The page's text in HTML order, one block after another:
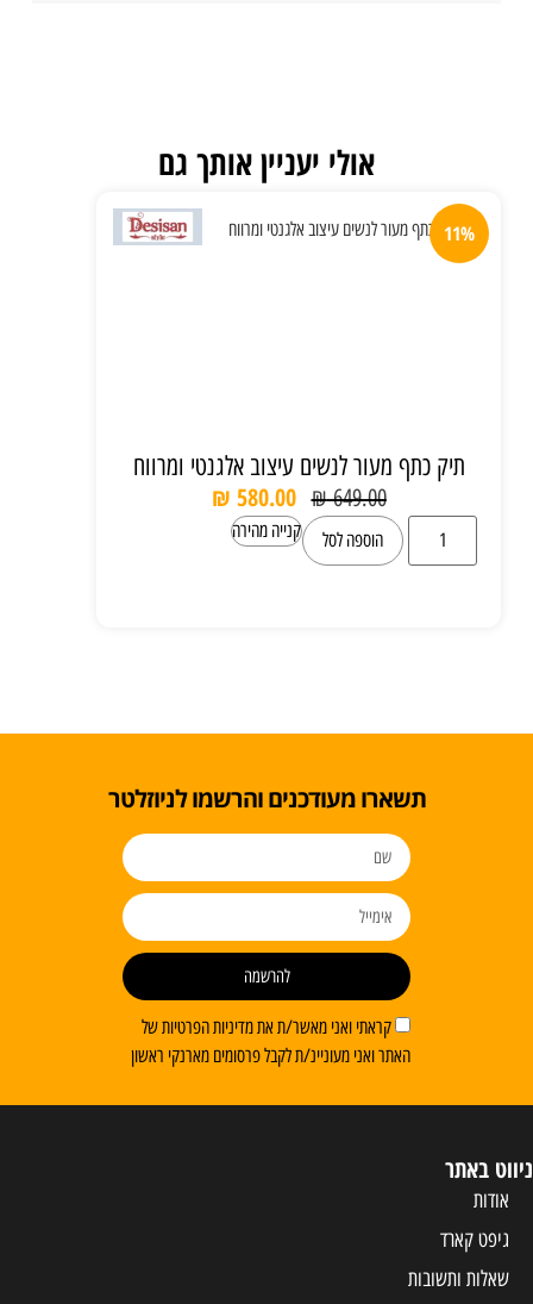
אולי יעניין אותך גם
תיק כתף מעור לנשים עיצוב אלגנטי ומרווח
₪649.00
₪ 580.00
הוספה לסל קנייה מהירה
11%
תשארו מעודכנים והרשמו לניוזלטר
קראתי ואני מאשר/ת את מדיניות הפרטיות של
האתר ואני מעוניינ/ת לקבל פרסומים מארנקי ראשון
להרשמה
ניווט באתר
אודות
גיפט קארד
שאלות ותשובות